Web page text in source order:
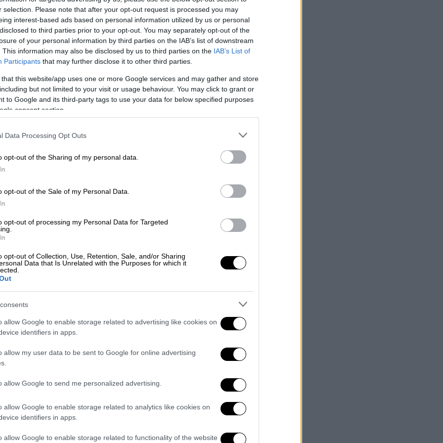
selection. Please note that after your opt-out request is processed you may
interest-based ads based on personal information utilized by us or personal
to third parties prior to your opt-out. You may separately opt-out of the
of your personal information by third parties on the IAB’s list of downstream
This information may also be disclosed by us to third parties on the IAB’s List of
Participants that may further disclose it to other third parties.
that this website/app uses one or more Google services and may gather and store
but not limited to your visit or usage behaviour. You may click to grant or
to Google and its third-party tags to use your data for below specified purposes
consent section.
Data Processing Opt Outs
opt-out of the Sharing of my personal data.
opt-out of the Sale of my Personal Data.
opt-out of processing my Personal Data for Targeted
opt-out of Collection, Use, Retention, Sale, and/or Sharing
Data that Is Unrelated with the Purposes for which it
allow Google to enable storage related to advertising like cookies on
identifiers in apps.
allow my user data to be sent to Google for online advertising
allow Google to send me personalized advertising.
allow Google to enable storage related to analytics like cookies on
identifiers in apps.
allow Google to enable storage related to functionality of the website
σήμερα ότιβρετανικό αναγνωριστικό
της
Θάλασσας Μπάρεντς και της Λευκής
Μπάρεντς.
στην ανακοίνωση του υπουργείου.
aircraft violated Russian
2022
και Ρωσίας είχε γίνει και στην
HMS Defender καθώς εισήλθε σε ρωσικά
το βρετανικό αντιτορπιλικό εξήλθε
«Το αντιτορπιλικό προειδοποιήθηκε ότι
σύνορα της Ρωσίας. Δεν αντέδρασε
Interfax.